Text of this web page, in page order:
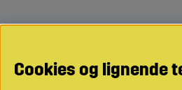
Cookies og lignende